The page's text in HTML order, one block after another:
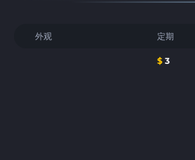
外观 定期
$ 3